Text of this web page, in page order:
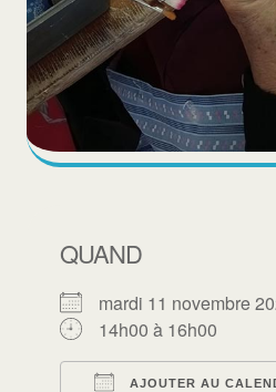
QUAND
mardi 11 novembre
14h00 à 16h00
AJOUTER AU